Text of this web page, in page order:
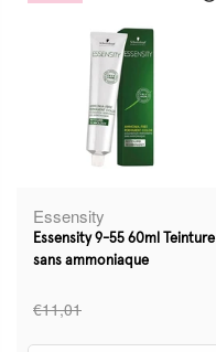
Essensity
Essensity 9-55 60ml Teinture
sans ammoniaque
€11,01